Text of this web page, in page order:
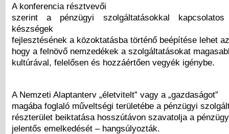
A konferencia résztvevői
szerint a pénzügyi szolgáltatásokkal
készségek
fejlesztésének a közoktatásba történő beépítése lehet
hogy a felnövő nemzedékek a szolgáltatásokat
kultúrával, felelősen és hozzáértően vegyék igénybe.
A Nemzeti Alaptanterv „életvitelt” vagy a „gazdaságot”
magába foglaló műveltségi területébe a pénzügyi
részterület beiktatása hosszútávon szavatolja a
jelentős emelkedését – hangsúlyozták.